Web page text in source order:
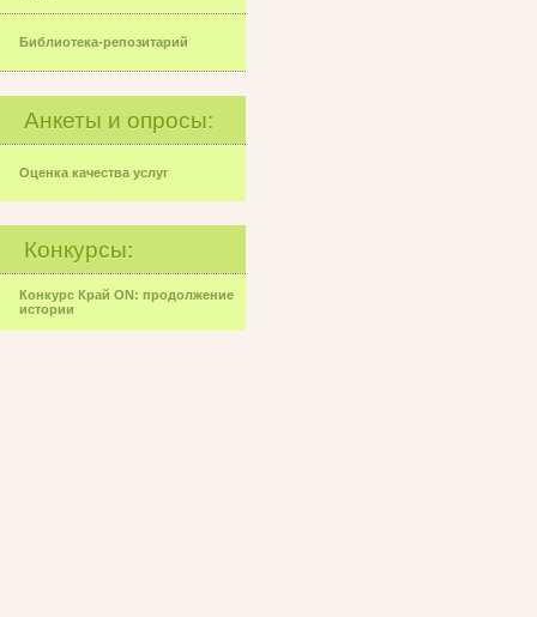
Библиотека-репозитарий
Анкеты и опросы:
Оценка качества услуг
Конкурсы:
Конкурс Край ON: продолжение
истории